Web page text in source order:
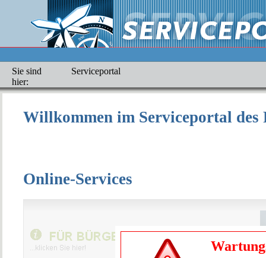
Sie sind
hier:
Serviceportal
Willkommen im Serviceportal des
Online-Services